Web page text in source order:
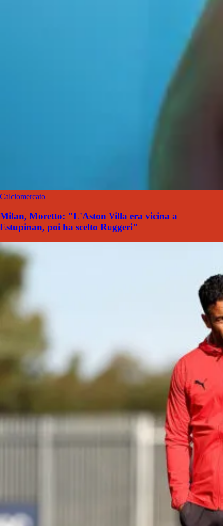
Calciomercato
Milan, Moretto: "L'Aston Villa era vicina a
Estupinan, poi ha scelto Ruggeri"